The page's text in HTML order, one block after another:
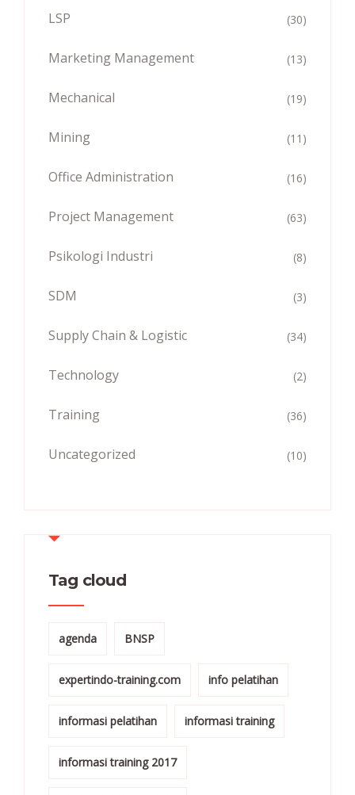
LSP (30)
Marketing Management (13)
Mechanical (19)
Mining (11)
Office Administration (16)
Project Management (63)
Psikologi Industri (8)
SDM (3)
Supply Chain & Logistic (34)
Technology (2)
Training (36)
Uncategorized (10)
Tag cloud
agenda BNSP
expertindo-training.com info pelatihan
informasi pelatihan informasi training
informasi training 2017